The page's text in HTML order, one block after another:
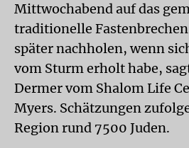
Mittwochabend auf das
traditionelle
später nachholen, wenn
vom Sturm erholt habe,
Dermer vom Shalom Life
Myers. Schätzungen
Region rund 7500 Juden.